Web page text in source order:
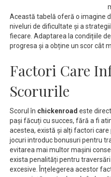
Această tabelă oferă o imagine
niveluri de dificultate și a
fiecare. Adaptarea la condițiile
progresa și a obține un scor cât
Factori Care
Scorurile
Scorul în chickenroad este
pași făcuți cu succes, fără a fi
acestea, există și alți factori
jocuri introduc bonusuri pentru
evitarea mai multor mașini
exista penalități pentru
excesive. Înțelegerea acestor